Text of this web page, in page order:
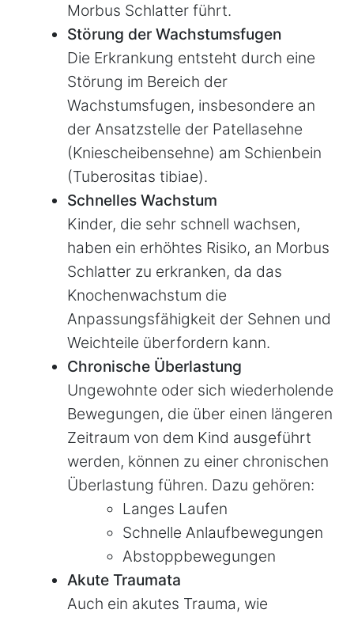
Morbus Schlatter führt.
Störung der Wachstumsfugen
Die Erkrankung entsteht durch eine
Störung im Bereich der
Wachstumsfugen, insbesondere an
der Ansatzstelle der Patellasehne
(Kniescheibensehne) am Schienbein
(Tuberositas tibiae).
Schnelles Wachstum
Kinder, die sehr schnell wachsen,
haben ein erhöhtes Risiko, an Morbus
Schlatter zu erkranken, da das
Knochenwachstum die
Anpassungsfähigkeit der Sehnen und
Weichteile überfordern kann.
Chronische Überlastung
Ungewohnte oder sich wiederholende
Bewegungen, die über einen längeren
Zeitraum von dem Kind ausgeführt
werden, können zu einer chronischen
Überlastung führen. Dazu gehören:
Langes Laufen
Schnelle Anlaufbewegungen
Abstoppbewegungen
Akute Traumata
Auch ein akutes Trauma, wie